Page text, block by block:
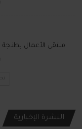
ملتقى الأعمال
النشرة الإخبارية